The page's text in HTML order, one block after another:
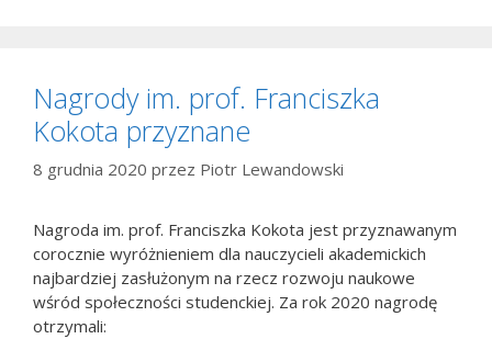
Nagrody im. prof. Franciszka
Kokota przyznane
8 grudnia 2020 przez Piotr Lewandowski
Nagroda im. prof. Franciszka Kokota jest przyznawanym
corocznie wyróżnieniem dla nauczycieli akademickich
najbardziej zasłużonym na rzecz rozwoju naukowe
wśród społeczności studenckiej. Za rok 2020 nagrodę
otrzymali: